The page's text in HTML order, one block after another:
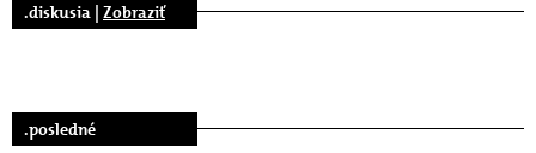
.diskusia | Zobraziť
.posledné